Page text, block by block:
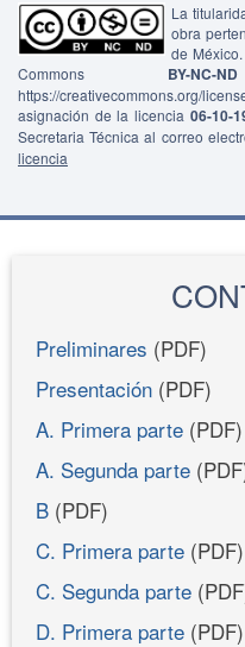
La
obra
de
Commons BY-
https://creativecommons.org/
asignación de la licencia 06-10-
Secretaria Técnica al correo
licencia
Preliminares (PDF)
Presentación (PDF)
A. Primera parte (PDF)
A. Segunda parte
B (PDF)
C. Primera parte (PDF)
C. Segunda parte
D. Primera parte (PDF)